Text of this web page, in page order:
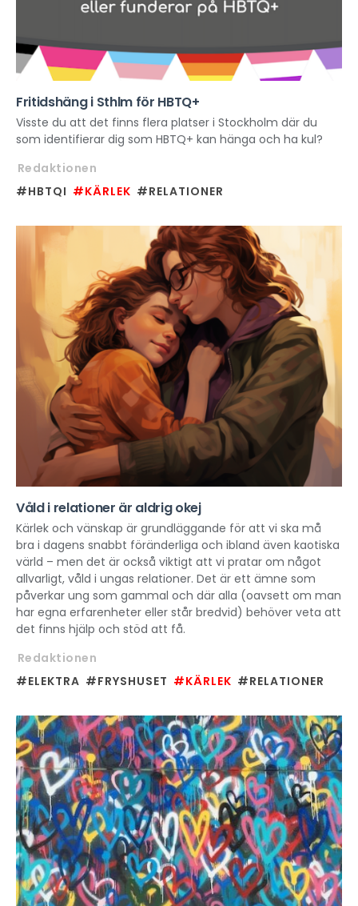
Fritidshäng i Sthlm för HBTQ+
Visste du att det finns flera platser i Stockholm där du
som identifierar dig som HBTQ+ kan hänga och ha kul?
Redaktionen
#HBTQI #KÄRLEK #RELATIONER
Våld i relationer är aldrig okej
Kärlek och vänskap är grundläggande för att vi ska må
bra i dagens snabbt föränderliga och ibland även kaotiska
värld – men det är också viktigt att vi pratar om något
allvarligt, våld i ungas relationer. Det är ett ämne som
påverkar ung som gammal och där alla (oavsett om man
har egna erfarenheter eller står bredvid) behöver veta att
det finns hjälp och stöd att få.
Redaktionen
#ELEKTRA #FRYSHUSET #KÄRLEK #RELATIONER